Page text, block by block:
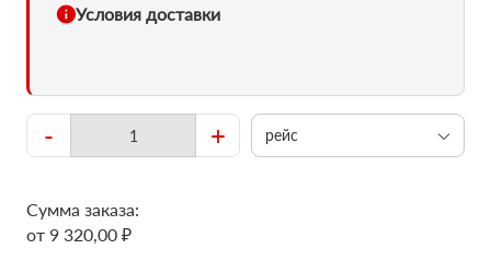
Условия доставки
- + рейс
Сумма заказа:
от 9 320,00 ₽